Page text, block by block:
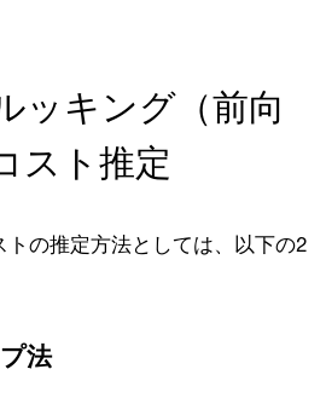
ッキング（前向
スト推定
トの推定⽅法としては、以下の2
法